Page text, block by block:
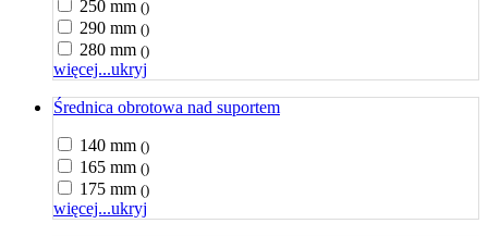
250 mm ()
290 mm ()
280 mm ()
więcej...ukryj
Średnica obrotowa nad suportem
140 mm ()
165 mm ()
175 mm ()
więcej...ukryj